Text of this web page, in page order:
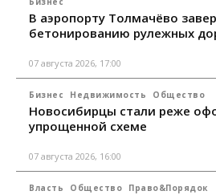
В аэропорту Толмачёво
бетонированию рулежных
07 августа 2026, 17:00
Бизнес Недвижимость Общество
Новосибирцы стали реже
упрощенной схеме
07 августа 2026, 16:00
Власть Общество Право&Порядок